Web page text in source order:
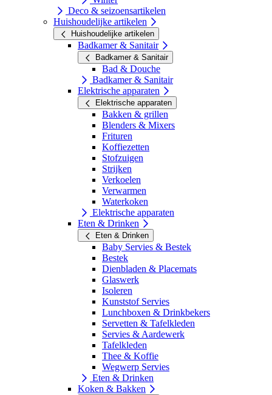
Deco & seizoensartikelen
Huishoudelijke artikelen
Huishoudelijke artikelen
Badkamer & Sanitair
Badkamer & Sanitair
Bad & Douche
Badkamer & Sanitair
Elektrische apparaten
Elektrische apparaten
Bakken & grillen
Blenders & Mixers
Frituren
Koffiezetten
Stofzuigen
Strijken
Verkoelen
Verwarmen
Waterkoken
Elektrische apparaten
Eten & Drinken
Eten & Drinken
Baby Servies & Bestek
Bestek
Dienbladen & Placemats
Glaswerk
Isoleren
Kunststof Servies
Lunchboxen & Drinkbekers
Servetten & Tafelkleden
Servies & Aardewerk
Tafelkleden
Thee & Koffie
Wegwerp Servies
Eten & Drinken
Koken & Bakken